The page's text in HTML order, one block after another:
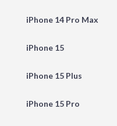
iPhone 14 Pro Max
iPhone 15
iPhone 15 Plus
iPhone 15 Pro